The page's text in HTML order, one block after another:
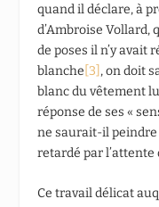
quand il déclare, à
d’Ambroise Vollard,
de poses il n’y avait
blanche [3] , on doit
blanc du vêtement
réponse de ses «
ne saurait-il peindre
retardé par l’attente
Ce travail délicat